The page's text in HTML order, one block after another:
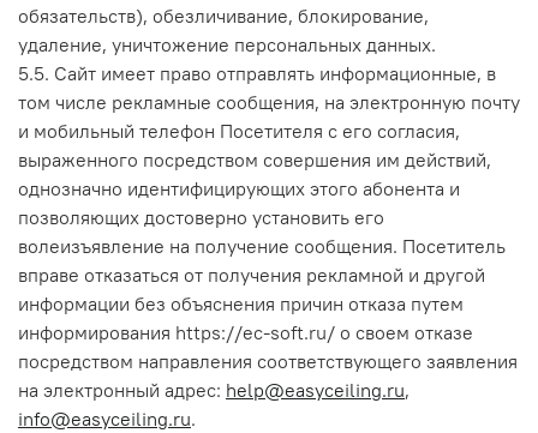
обязательств), обезличивание, блокирование,
удаление, уничтожение персональных данных.
5.5. Сайт имеет право отправлять информационные, в
том числе рекламные сообщения, на электронную почту
и мобильный телефон Посетителя с его согласия,
выраженного посредством совершения им действий,
однозначно идентифицирующих этого абонента и
позволяющих достоверно установить его
волеизъявление на получение сообщения. Посетитель
вправе отказаться от получения рекламной и другой
информации без объяснения причин отказа путем
информирования https://ec-soft.ru/ о своем отказе
посредством направления соответствующего заявления
на электронный адрес: help@easyceiling.ru,
info@easyceiling.ru.